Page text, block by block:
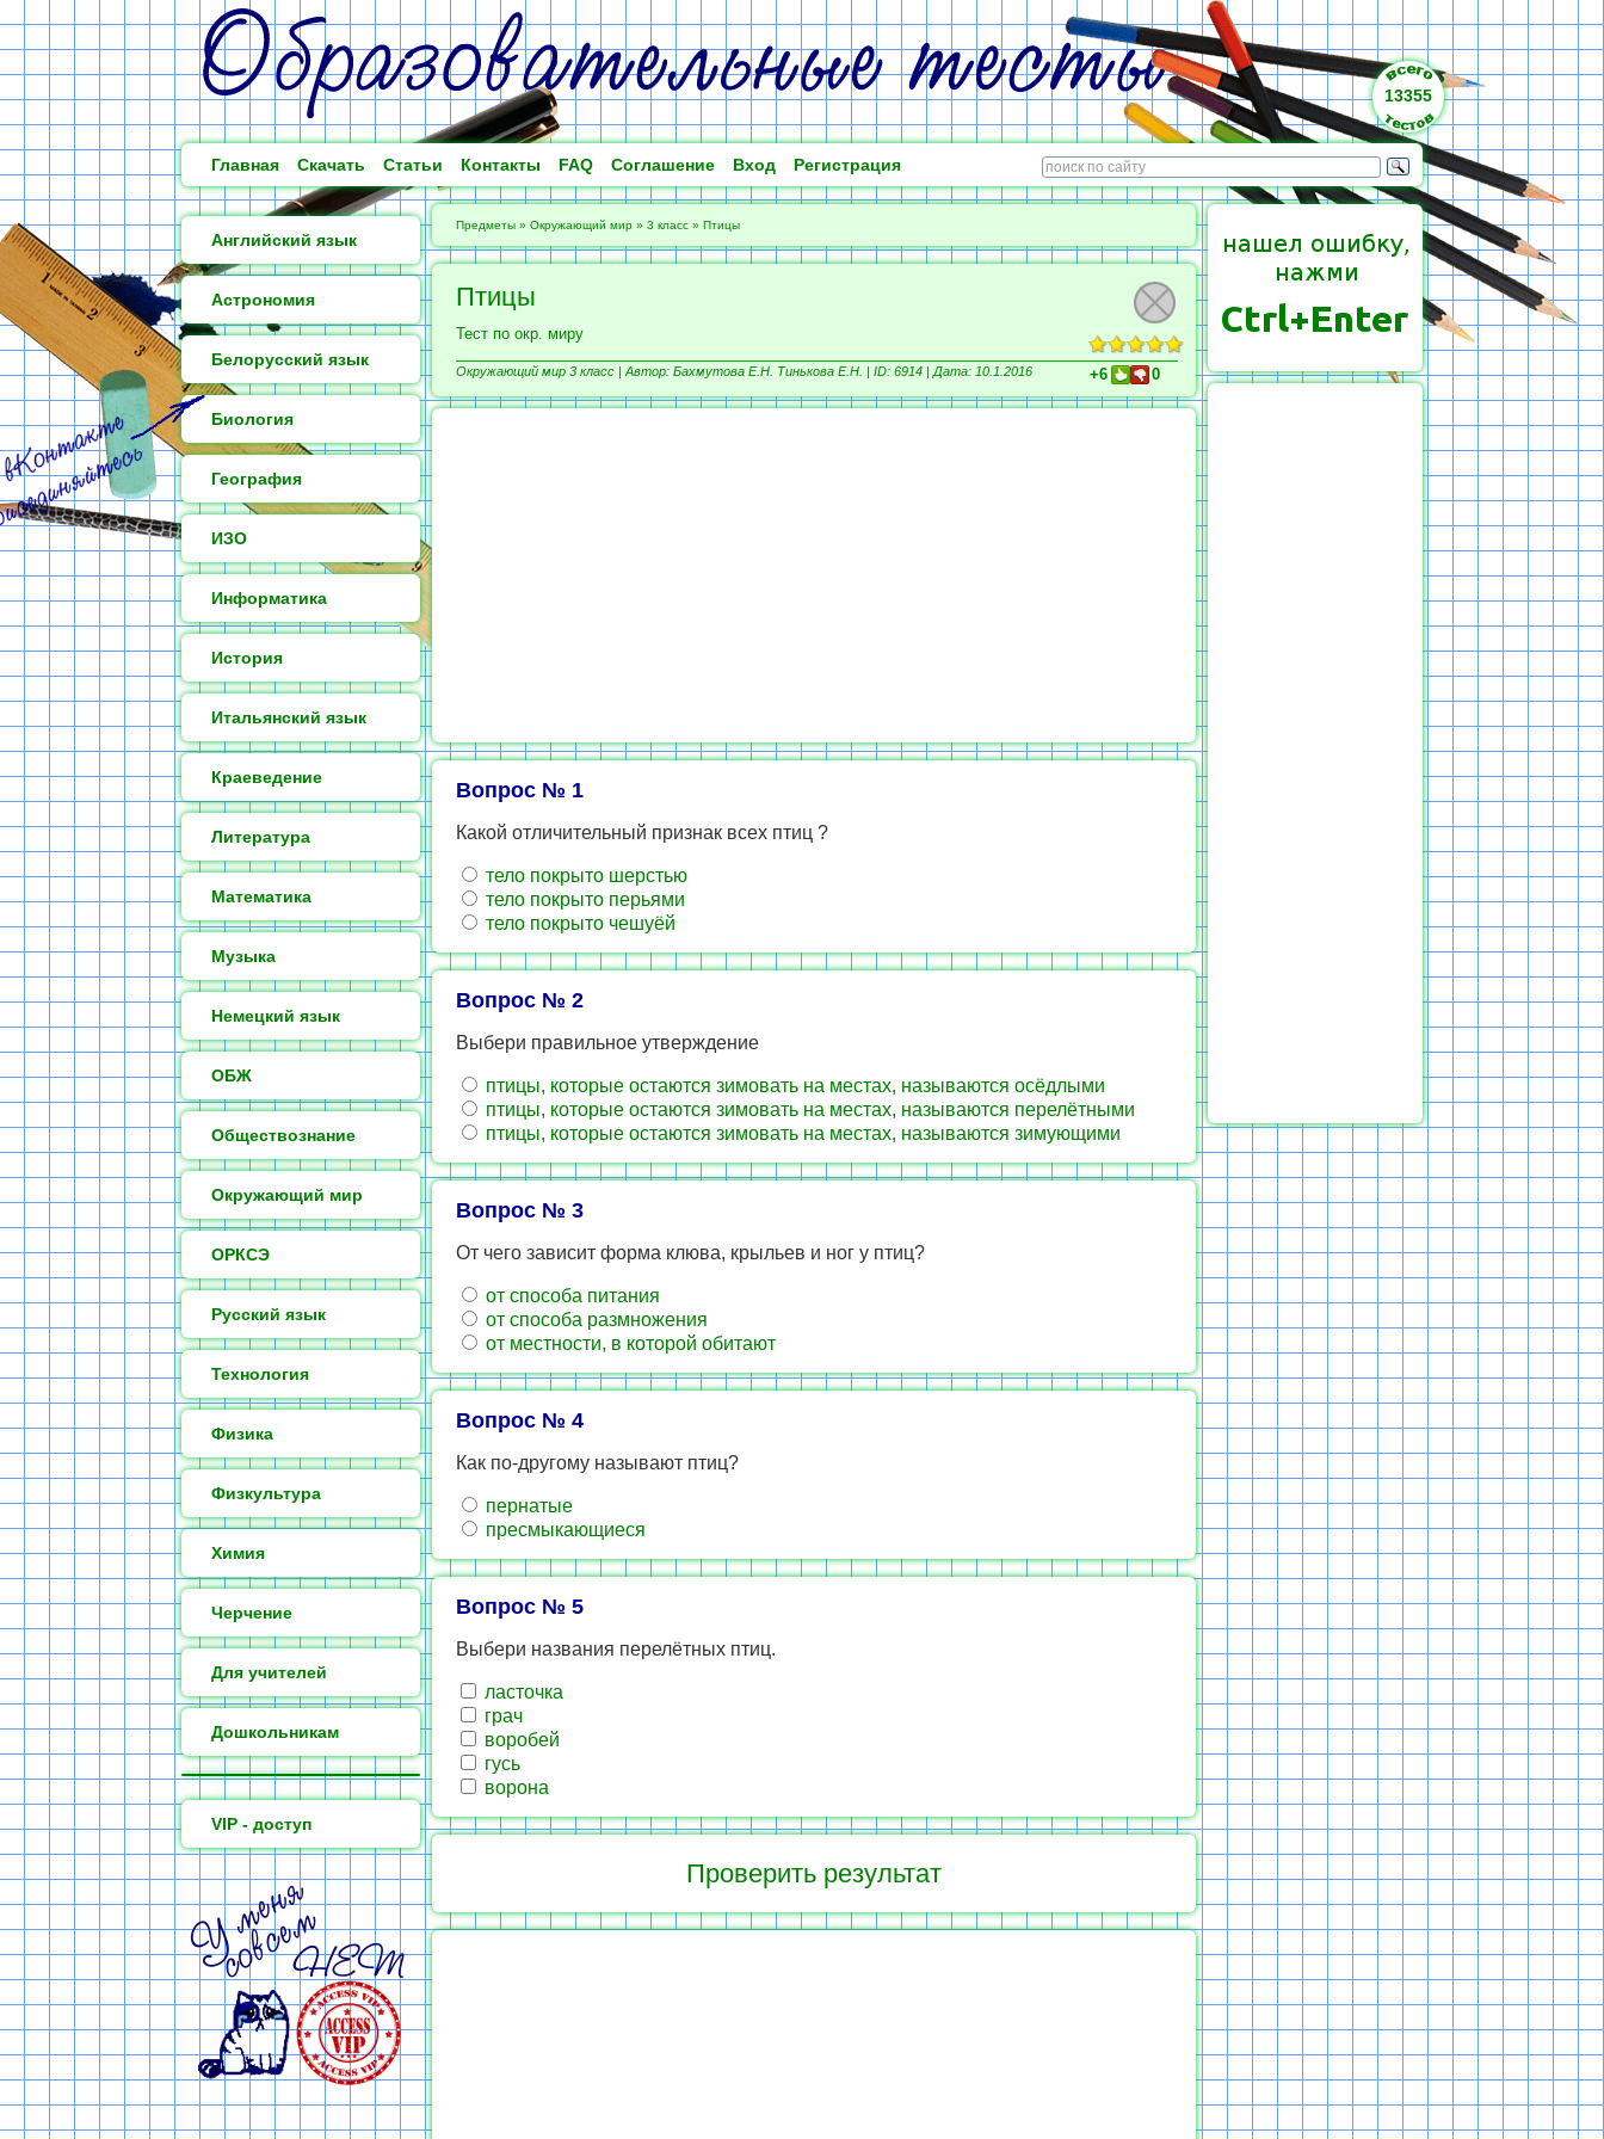
13355
Главная Скачать Статьи Контакты FAQ Соглашение Вход Регистрация
Английский язык
Астрономия
Белорусский язык
Биология
География
ИЗО
Информатика
История
Итальянский язык
Краеведение
Литература
Математика
Музыка
Немецкий язык
ОБЖ
Обществознание
Окружающий мир
ОРКСЭ
Русский язык
Технология
Физика
Физкультура
Химия
Черчение
Для учителей
Дошкольникам
VIP - доступ
Предметы » Окружающий мир » 3 класс » Птицы
Птицы
Тест по окр. миру
Окружающий мир 3 класс | Автор: Бахмутова Е.Н. Тинькова Е.Н. | ID: 6914 | Дата: 10.1.2016 +6 0
Вопрос № 1
Какой отличительный признак всех птиц ?
тело покрыто шерстью
тело покрыто перьями
тело покрыто чешуёй
Вопрос № 2
Выбери правильное утверждение
птицы, которые остаются зимовать на местах, называются осёдлыми
птицы, которые остаются зимовать на местах, называются перелётными
птицы, которые остаются зимовать на местах, называются зимующими
Вопрос № 3
От чего зависит форма клюва, крыльев и ног у птиц?
от способа питания
от способа размножения
от местности, в которой обитают
Вопрос № 4
Как по-другому называют птиц?
пернатые
пресмыкающиеся
Вопрос № 5
Выбери названия перелётных птиц.
ласточка
грач
воробей
гусь
ворона